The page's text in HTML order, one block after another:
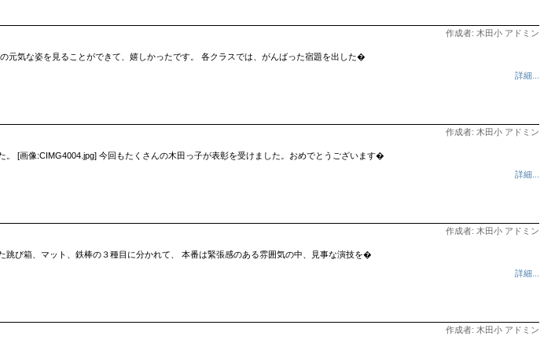
作成者: 木田小 アドミン
元気な姿を見ることができて、嬉しかったです。 各クラスでは、がんばった宿題を出した�
詳細...
作成者: 木田小 アドミン
[画像:CIMG4004.jpg] 今回もたくさんの木田っ子が表彰を受けました。おめでとうございます�
詳細...
作成者: 木田小 アドミン
び箱、マット、鉄棒の３種目に分かれて、 本番は緊張感のある雰囲気の中、見事な演技を�
詳細...
作成者: 木田小 アドミン